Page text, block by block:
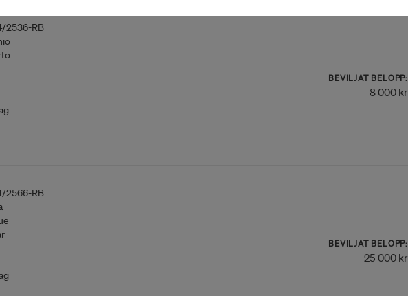
2536-RB
BEVILJAT BELOPP:
8 000 kr
2566-RB
BEVILJAT BELOPP:
25 000 kr